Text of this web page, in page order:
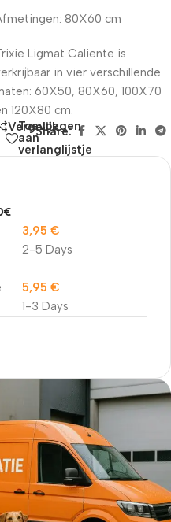
80X60 cm
Ligmat Caliente is
in vier verschillende
60X50, 80X60, 100X70
120X80 cm.
Vergelijk
Toevoegen
aan
verlanglijstje
Share:
2-5 Days
3,95 €
1-3 Days
5,95 €